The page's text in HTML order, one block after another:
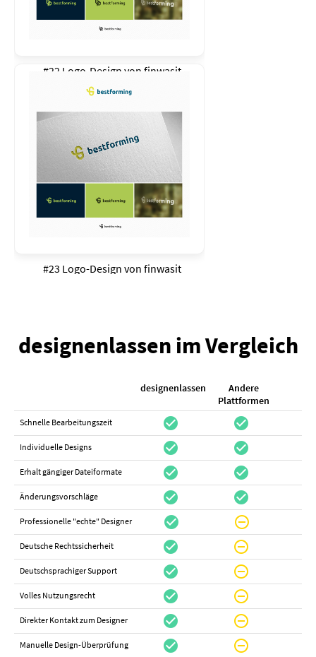
#22 Logo-Design von finwasit
#23 Logo-Design von finwasit
designenlassen im Vergleich
designenlassen
Andere
Plattformen
Schnelle Bearbeitungszeit check_circle check_circle
Individuelle Designs check_circle check_circle
Erhalt gängiger Dateiformate check_circle check_circle
Änderungsvorschläge check_circle check_circle
Professionelle "echte" Designer check_circle do_not_disturb_on
Deutsche Rechtssicherheit check_circle do_not_disturb_on
Deutschsprachiger Support check_circle do_not_disturb_on
Volles Nutzungsrecht check_circle do_not_disturb_on
Direkter Kontakt zum Designer check_circle do_not_disturb_on
Manuelle Design-Überprüfung check_circle do_not_disturb_on